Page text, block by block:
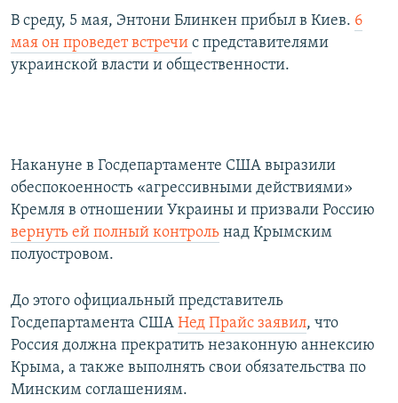
В среду, 5 мая, Энтони Блинкен прибыл в Киев. 6
мая он проведет встречи с представителями
украинской власти и общественности.
Накануне в Госдепартаменте США выразили
обеспокоенность «агрессивными действиями»
Кремля в отношении Украины и призвали Россию
вернуть ей полный контроль над Крымским
полуостровом.
До этого официальный представитель
Госдепартамента США Нед Прайс заявил, что
Россия должна прекратить незаконную аннексию
Крыма, а также выполнять свои обязательства по
Минским соглашениям.